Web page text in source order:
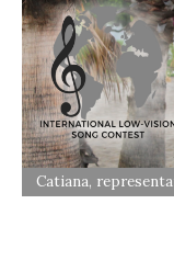
Catiana,